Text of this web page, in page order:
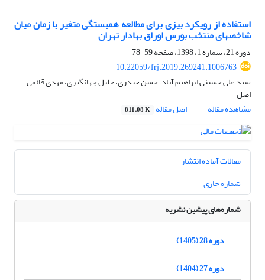
استفاده از رویکرد بیزی برای مطالعه همبستگی متغیر با زمان میان
شاخص‎های منتخب بورس اوراق بهادار تهران
دوره 21، شماره 1، 1398، صفحه
59-78
10.22059/frj.2019.269241.1006763
سید علی حسینی ابراهیم آباد، حسن حیدری، خلیل جهانگیری، مهدی قائمی
اصل
مشاهده مقاله
اصل مقاله 811.08 K
مقالات آماده انتشار
شماره جاری
شماره‌های پیشین نشریه
دوره 28 (1405)
دوره 27 (1404)